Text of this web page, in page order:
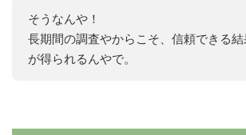
そうなんや！
長期間の調査やからこそ、信頼できる
が得られるんやで。